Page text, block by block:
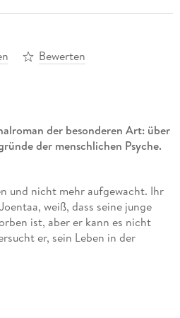
Bewerten
der besonderen Art: über
der menschlichen Psyche.
und nicht mehr aufgewacht. Ihr
weiß, dass seine junge
ist, aber er kann es nicht
er, sein Leben in der
dass eine Frau